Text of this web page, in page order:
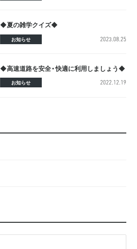
◆夏の雑学クイズ◆
お知らせ 2023.08.25
◆高速道路を安全・快適に利用しましょう◆
お知らせ 2022.12.19